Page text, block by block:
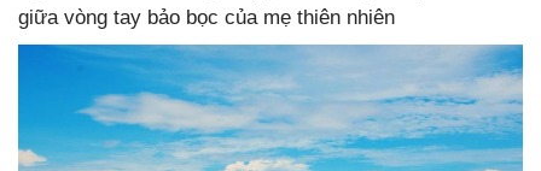
giữa vòng tay bảo bọc của mẹ thiên nhiên